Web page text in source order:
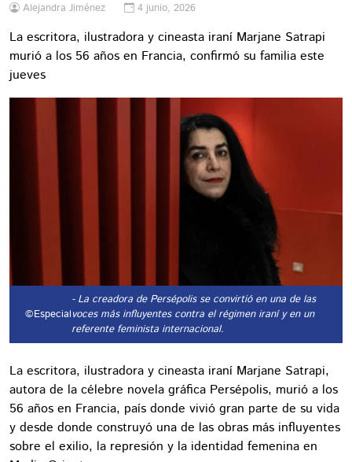
Alejandra Jiménez 4 junio, 2026
La escritora, ilustradora y cineasta iraní Marjane Satrapi
murió a los 56 años en Francia, confirmó su familia este
jueves
©Especial
- La creadora de Persépolis se convirtió en una de las
voces más influyentes contra el régimen iraní y en un
referente feminista internacional.
La escritora, ilustradora y cineasta iraní Marjane Satrapi,
autora de la célebre novela gráfica Persépolis, murió a los
56 años en Francia, país donde vivió gran parte de su vida
y desde donde construyó una de las obras más influyentes
sobre el exilio, la represión y la identidad femenina en